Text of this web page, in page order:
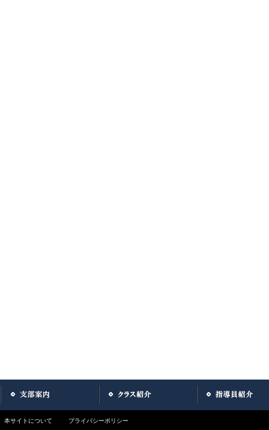
本サイトについて プライバシーポリシー